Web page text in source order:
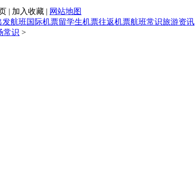
| 加入收藏 | 网站地图
发航班国际机票留学生机票往返机票航班常识旅游资讯
常识 >